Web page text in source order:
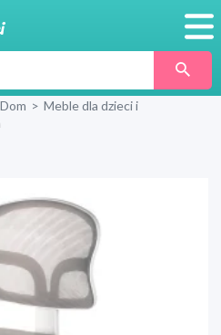
Blog
Dom > Meble dla dzieci i